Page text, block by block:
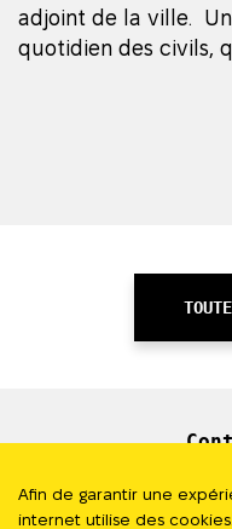
adjoint de la ville.
quotidien des civils,
Afin de garantir une
internet utilise des